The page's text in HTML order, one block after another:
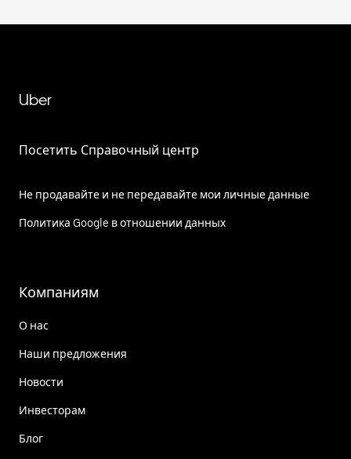
Uber
Посетить Справочный центр
Не продавайте и не передавайте мои личные данные
Политика Google в отношении данных
Компаниям
О нас
Наши предложения
Новости
Инвесторам
Блог